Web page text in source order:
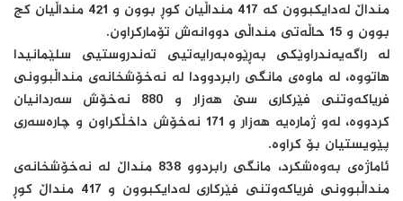
منداڵ لەدایکبوون کە 417 منداڵیان کوڕ بوون و 421 منداڵیان کچ
بوون و 15 حاڵەتی منداڵی دووانەش تۆمارکراون.
لە راگەیەندراوێکی بەڕێوەبەرایەتیی تەندروستیی سلێمانیدا
هاتووە، لە ماوەی مانگی رابردوودا لە نەخۆشخانەی منداڵبوونی
فریاكەوتنی فێركاری سێ هەزار و 880 نەخۆش سەردانیان
كردووە، لەو ژمارەیە هەزار و 171 نەخۆش داخڵكراون و چارەسەری
پێویستیان بۆ كراوە.
ئاماژەی بەوەشکرد، مانگی رابردوو 838 منداڵ لە نەخۆشخانەی
منداڵبوونی فریاكەوتنی فێركاری لەدایكبوون و 417 منداڵ كوڕ